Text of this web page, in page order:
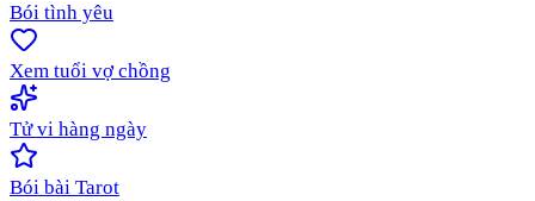
Bói tình yêu
Xem tuổi vợ chồng
Tử vi hàng ngày
Bói bài Tarot